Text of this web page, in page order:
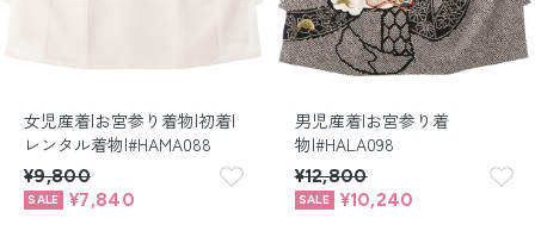
女児産着|お宮参り着物|初着|
レンタル着物|#HAMA088
¥9,800
¥7,840
男児産着|お宮参り着
物|#HALA098
¥12,800
¥10,240